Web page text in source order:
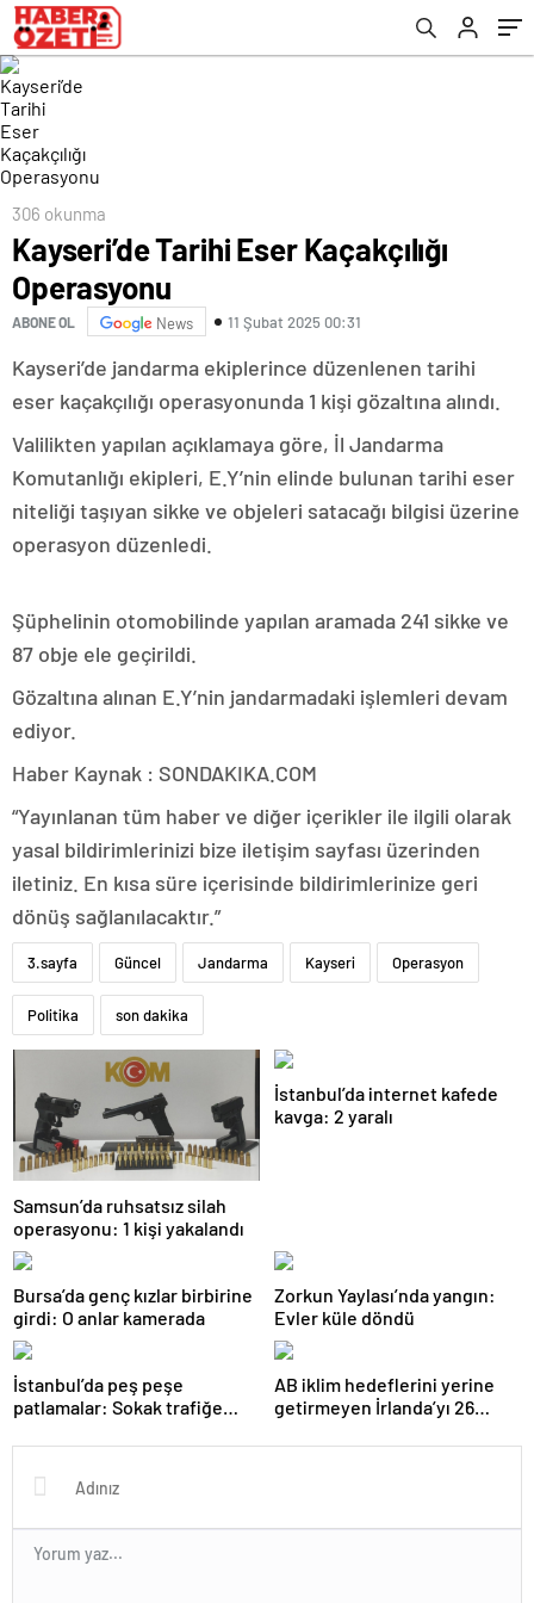
306 okunma
Kayseri’de Tarihi Eser Kaçakçılığı
Operasyonu
ABONE OL News 11 Şubat 2025 00:31
Kayseri’de jandarma ekiplerince düzenlenen tarihi
eser kaçakçılığı operasyonunda 1 kişi gözaltına alındı.
Valilikten yapılan açıklamaya göre, İl Jandarma
Komutanlığı ekipleri, E.Y’nin elinde bulunan tarihi eser
niteliği taşıyan sikke ve objeleri satacağı bilgisi üzerine
operasyon düzenledi.
Şüphelinin otomobilinde yapılan aramada 241 sikke ve
87 obje ele geçirildi.
Gözaltına alınan E.Y’nin jandarmadaki işlemleri devam
ediyor.
Haber Kaynak : SONDAKIKA.COM
“Yayınlanan tüm haber ve diğer içerikler ile ilgili olarak
yasal bildirimlerinizi bize iletişim sayfası üzerinden
iletiniz. En kısa süre içerisinde bildirimlerinize geri
dönüş sağlanılacaktır.”
3.sayfa Güncel Jandarma Kayseri Operasyon
Politika son dakika
Samsun’da ruhsatsız silah
operasyonu: 1 kişi yakalandı
İstanbul’da internet kafede
kavga: 2 yaralı
Bursa’da genç kızlar birbirine
girdi: O anlar kamerada
Zorkun Yaylası’nda yangın:
Evler küle döndü
İstanbul’da peş peşe
patlamalar: Sokak trafiğe
AB iklim hedeflerini yerine
getirmeyen İrlanda’yı 26
olabilir